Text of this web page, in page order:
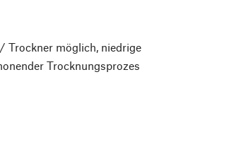
Trockner möglich, niedrige
Trocknungsprozes